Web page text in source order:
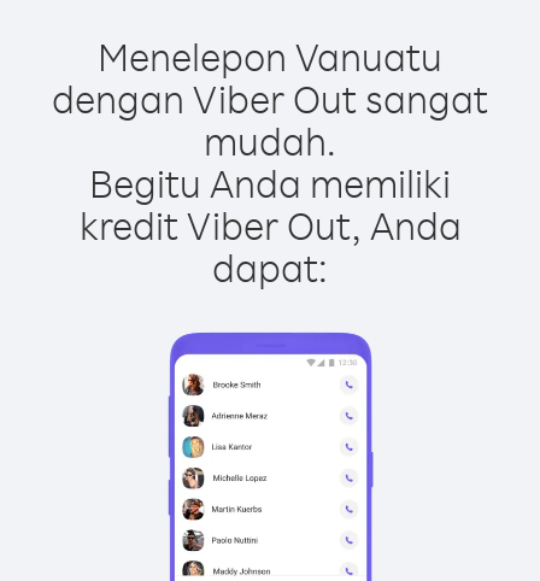
Menelepon Vanuatu
dengan Viber Out sangat
mudah.
Begitu Anda memiliki
kredit Viber Out, Anda
dapat: